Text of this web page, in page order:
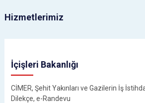
Hizmetlerimiz
İçişleri Bakanlığı
CİMER, Şehit Yakınları ve Gazilerin İş
Dilekçe, e-Randevu